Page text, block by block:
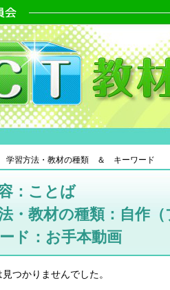
習方法・教材の種類 ＆ キーワード
：ことば
・教材の種類：自作
ド：お手本動画
つかりませんでした。